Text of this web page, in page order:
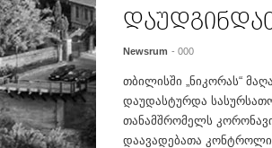
Newsrum - 000
თბილისში „ნიკორას“
დაუდასტურდა
თანამშრომელს
დაავადებათა